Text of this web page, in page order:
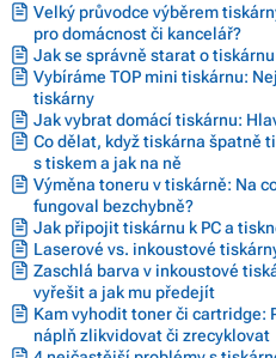
Velký průvodce výběrem
pro domácnost či kancelář?
Jak se správně starat o tiskárnu
Vybíráme TOP mini tiskárnu:
tiskárny
Jak vybrat domácí tiskárnu:
Co dělat, když tiskárna špatně
s tiskem a jak na ně
Výměna toneru v tiskárně: Na
fungoval bezchybně?
Jak připojit tiskárnu k PC a
Laserové vs. inkoustové
Zaschlá barva v inkoustové
vyřešit a jak mu předejít
Kam vyhodit toner či cartridge:
náplň zlikvidovat či zrecyklovat